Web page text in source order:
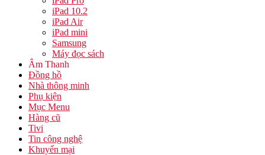
iPad 10.2
iPad Air
iPad mini
Samsung
Máy đọc sách
Âm Thanh
Đồng hồ
Nhà thông minh
Phụ kiện
Mục Menu
Hàng cũ
Tivi
Tin công nghệ
Khuyến mại